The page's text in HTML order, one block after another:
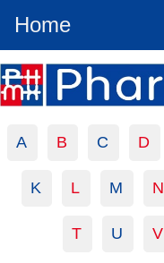
Home
A B C D
K L M N
T U V